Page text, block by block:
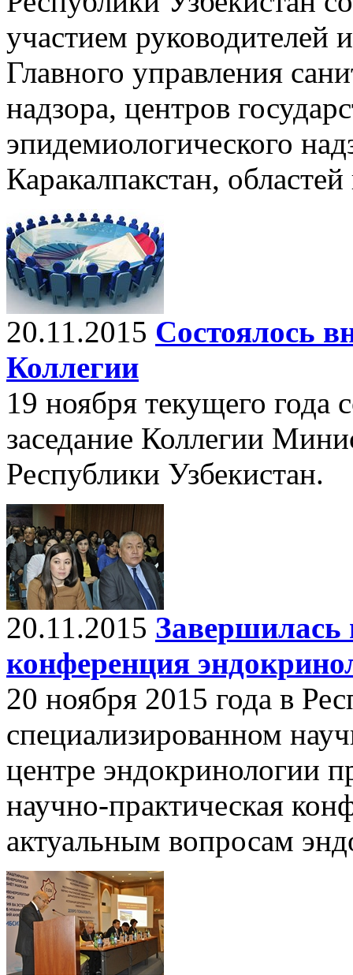
участием руководителей
Главного управления
надзора, центров
эпидемиологического
Каракалпакстан,
20.11.2015 Состоялось
Коллегии
19 ноября текущего года
заседание Коллегии
Республики Узбекистан.
20.11.2015 Завершилась
конференция
20 ноября 2015 года в
специализированном
центре эндокринологии
научно-практическая
актуальным вопросам